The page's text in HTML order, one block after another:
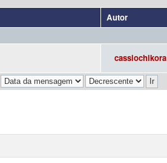
Autor
cassiochikora